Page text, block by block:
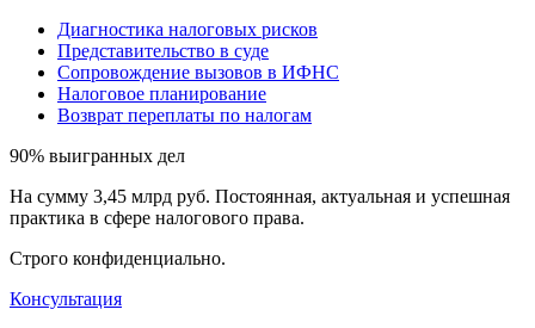
Диагностика налоговых рисков
Представительство в суде
Сопровождение вызовов в ИФНС
Налоговое планирование
Возврат переплаты по налогам
90% выигранных дел
На сумму 3,45 млрд руб. Постоянная, актуальная и успешная
практика в сфере налогового права.
Строго конфиденциально.
Консультация